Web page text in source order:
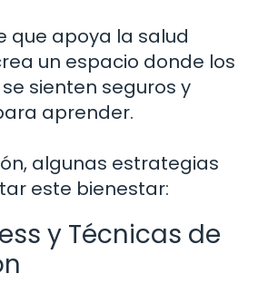
que apoya la salud
un espacio donde los
sienten seguros y
aprender.
algunas estrategias
este bienestar:
y Técnicas de